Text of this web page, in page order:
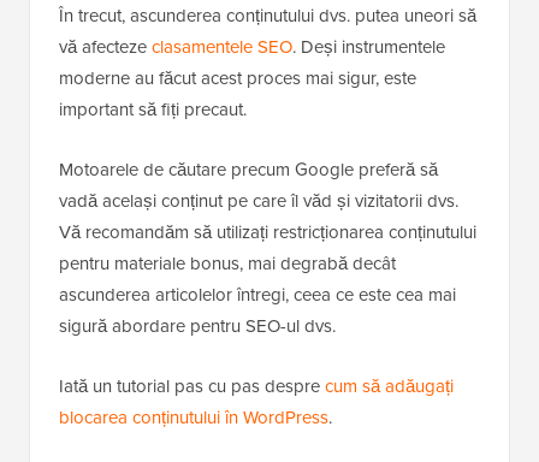
În trecut, ascunderea conținutului dvs. putea uneori să
vă afectezeclasamentele SEO. Deși instrumentele
moderne au făcut acest proces mai sigur, este
important să fiți precaut.
Motoarele de căutare precum Google preferă să
vadă același conținut pe care îl văd și vizitatorii dvs.
Vă recomandăm să utilizați restricționarea conținutului
pentru materiale bonus, mai degrabă decât
ascunderea articolelor întregi, ceea ce este cea mai
sigură abordare pentru SEO-ul dvs.
Iată un tutorial pas cu pas desprecum să adăugați
blocarea conținutului în WordPress.